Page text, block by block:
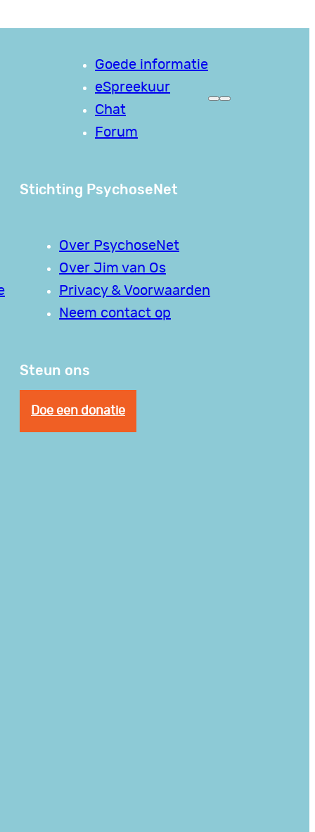
Goede informatie
eSpreekuur
Chat
Forum
Stichting PsychoseNet
Over PsychoseNet
Over Jim van Os
Privacy & Voorwaarden
Neem contact op
Steun ons
Doe een donatie